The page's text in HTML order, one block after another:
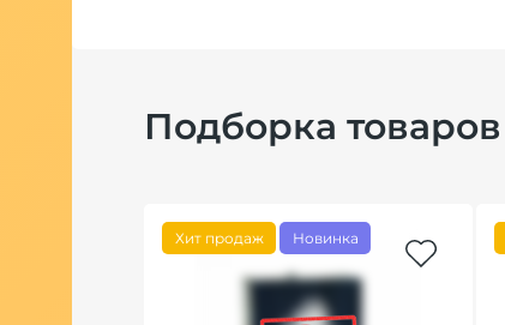
Подборка товаров
Хит продаж Новинка